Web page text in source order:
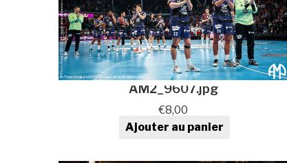
AM2_9607.jpg
€8,00
quantité de Photo de sport au
Ajouter au panier